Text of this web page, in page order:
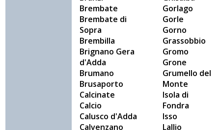
Brembate
Brembate di
Sopra
Brembilla
Brignano Gera
d'Adda
Brumano
Brusaporto
Calcinate
Calcio
Calusco d'Adda
Calvenzano
Gorlago
Gorle
Gorno
Grassobbio
Gromo
Grone
Grumello del
Monte
Isola di
Fondra
Isso
Lallio